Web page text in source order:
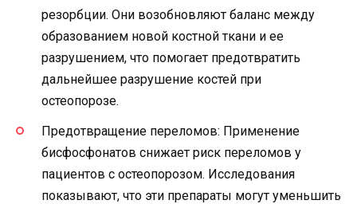
резорбции. Они возобновляют баланс между
образованием новой костной ткани и ее
разрушением, что помогает предотвратить
дальнейшее разрушение костей при
остеопорозе.
Предотвращение переломов: Применение
бисфосфонатов снижает риск переломов у
пациентов с остеопорозом. Исследования
показывают, что эти препараты могут уменьшить